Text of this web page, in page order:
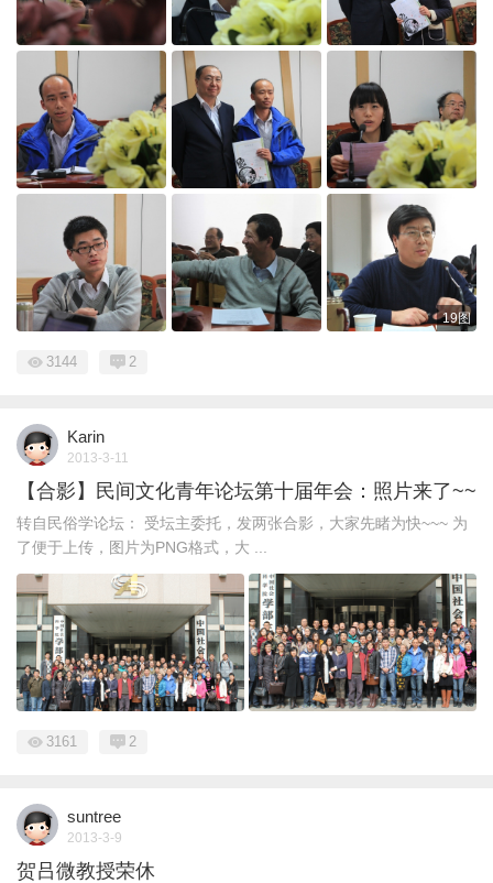
19图
3144 2
Karin
2013-3-11
【合影】民间文化青年论坛第十届年会：照片来了~~
转自民俗学论坛： 受坛主委托，发两张合影，大家先睹为快~~~ 为
了便于上传，图片为PNG格式，大 ...
3161 2
suntree
2013-3-9
贺吕微教授荣休